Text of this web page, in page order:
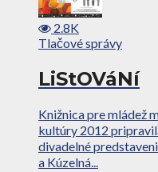
2.8K
Tlačové správy
LiStOVáNí
Knižnica pre mládež
kultúry 2012
divadelné
a Kúzelná...